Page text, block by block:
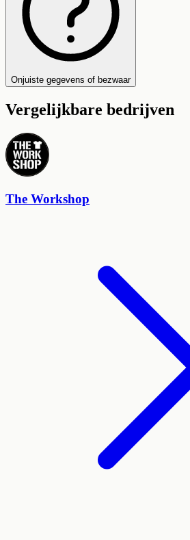
Onjuiste gegevens of bezwaar
Vergelijkbare bedrijven
The Workshop